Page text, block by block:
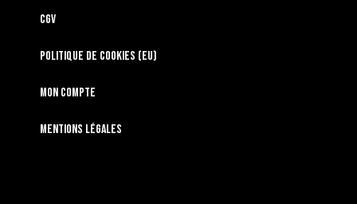
CGV
Politique de cookies (EU)
Mon compte
Mentions légales